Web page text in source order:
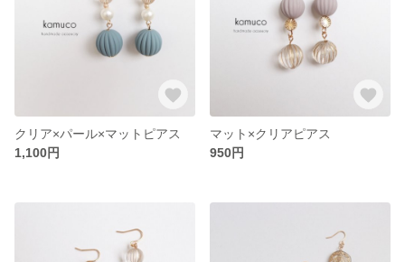
クリア×パール×マットピアス
1,100円
マット×クリアピアス
950円